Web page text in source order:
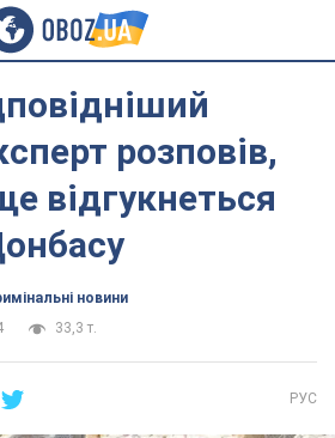
розповів,
відгукнеться
новини
33,3 т.
РУС